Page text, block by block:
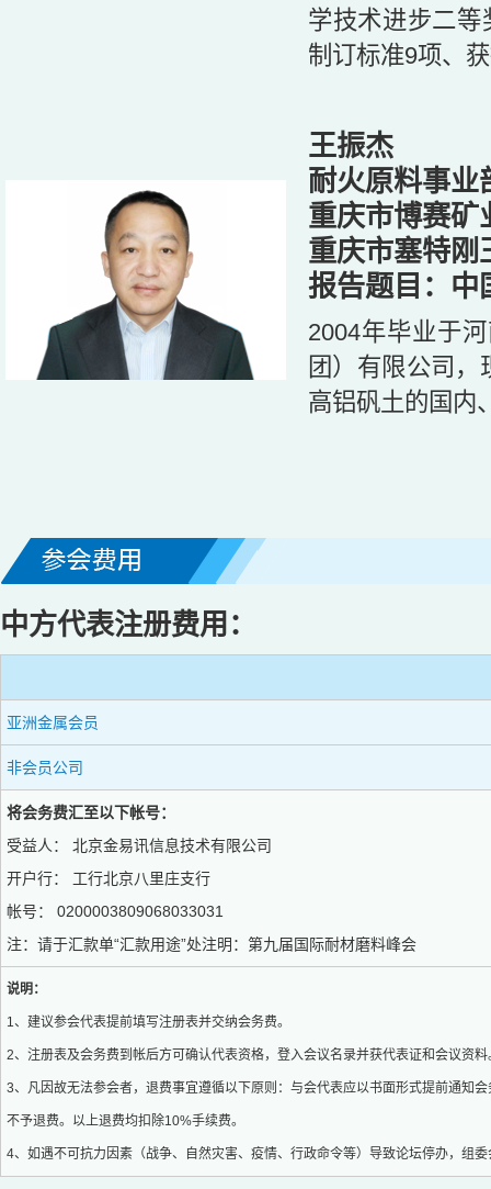
学技术进步二
制订标准9项、
王振杰
耐火原料事业
重庆市博赛矿
重庆市塞特刚
报告题目：中
2004年毕业于
团）有限公司
高铝矾土的国内
中方代表注册费用：
亚洲金属会员
非会员公司
将会务费汇至以下帐号：
受益人： 北京金易讯信息技术有限公司
开户行： 工行北京八里庄支行
帐号： 0200003809068033031
注：请于汇款单“汇款用途”处注明：第九届国际耐材磨料峰会
说明：
1、建议参会代表提前填写注册表并交纳会务费。
2、注册表及会务费到帐后方可确认代表资格，登入会议名录并获代表证和会议资料
3、凡因故无法参会者，退费事宜遵循以下原则：与会代表应以书面形式提前通知
不予退费。以上退费均扣除10%手续费。
4、如遇不可抗力因素（战争、自然灾害、疫情、行政命令等）导致论坛停办，组